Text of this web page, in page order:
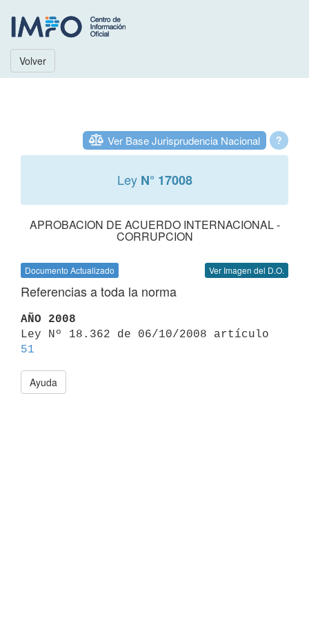
Volver
?
Ver Base Jurisprudencia Nacional
Ley N° 17008
APROBACION DE ACUERDO INTERNACIONAL -
CORRUPCION
Documento Actualizado Ver Imagen del D.O.
Referencias a toda la norma
AÑO 2008
51
Ayuda